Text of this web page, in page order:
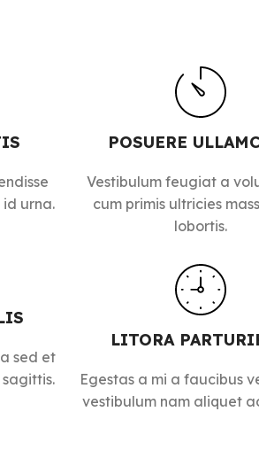
urna.
sed et
POSUERE
Vestibulum feugiat a
cum primis ultricies
lobortis.
LITORA
Egestas a mi a faucibus
vestibulum nam aliquet